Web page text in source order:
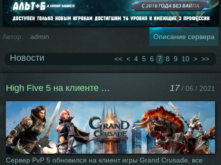
Автор: admin Описание сервера
Новости << < 4 5 6 7 8 9 10 > >>
High Five 5 на клиенте Grand Crusade 17/ 06 / 2021
Сервер PvP 5 обновился на клиент игры Grand Crusade, все